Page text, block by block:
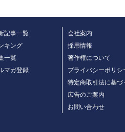
記事一覧
キング
一覧
マガ登録
会社案内
採用情報
著作権について
プライバシーポリシ
特定商取引法に基づ
広告のご案内
お問い合わせ